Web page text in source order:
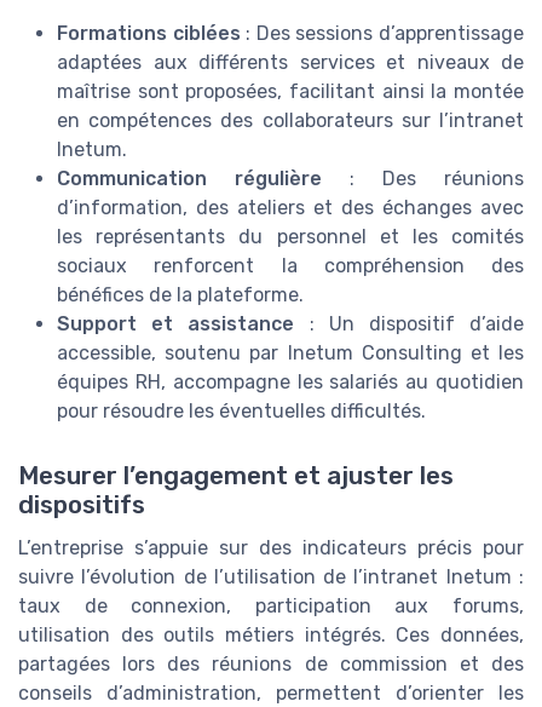
Formations ciblées : Des sessions d’apprentissage
adaptées aux différents services et niveaux de
maîtrise sont proposées, facilitant ainsi la montée
en compétences des collaborateurs sur l’intranet
Inetum.
Communication régulière : Des réunions
d’information, des ateliers et des échanges avec
les représentants du personnel et les comités
sociaux renforcent la compréhension des
bénéfices de la plateforme.
Support et assistance : Un dispositif d’aide
accessible, soutenu par Inetum Consulting et les
équipes RH, accompagne les salariés au quotidien
pour résoudre les éventuelles difficultés.
Mesurer l’engagement et ajuster les
dispositifs
L’entreprise s’appuie sur des indicateurs précis pour
suivre l’évolution de l’utilisation de l’intranet Inetum :
taux de connexion, participation aux forums,
utilisation des outils métiers intégrés. Ces données,
partagées lors des réunions de commission et des
conseils d’administration, permettent d’orienter les